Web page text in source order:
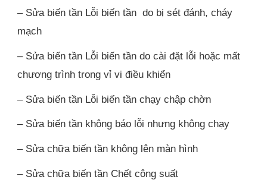
– Sửa biến tần Lỗi biến tần do bị sét đánh, cháy
mạch
– Sửa biến tần Lỗi biến tần do cài đặt lỗi hoặc mất
chương trình trong vỉ vi điều khiển
– Sửa biến tần Lỗi biến tần chạy chập chờn
– Sửa biến tần không báo lỗi nhưng không chạy
– Sửa chữa biến tần không lên màn hình
– Sửa chữa biến tần Chết công suất